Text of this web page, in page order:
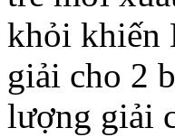
khỏi khiến
giải cho 2
lượng giải